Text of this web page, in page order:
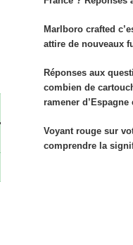
Marlboro crafted
attire de nouveaux
Réponses aux
combien de
ramener d’Espagne
Voyant rouge sur
comprendre la